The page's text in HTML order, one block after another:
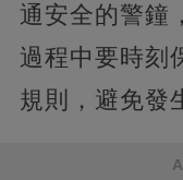
通安全的警鐘
過程中要時刻
規則，避免發